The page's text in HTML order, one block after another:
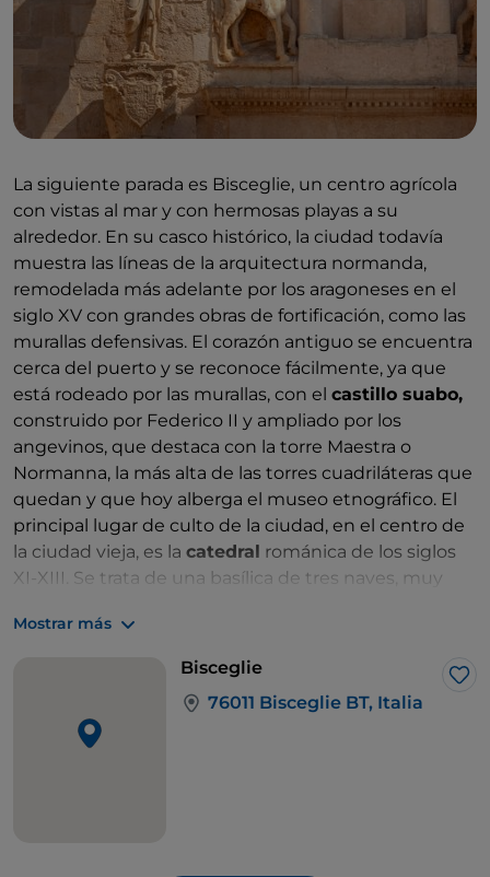
La siguiente parada es Bisceglie, un centro agrícola
con vistas al mar y con hermosas playas a su
alrededor. En su casco histórico, la ciudad todavía
muestra las líneas de la arquitectura normanda,
remodelada más adelante por los aragoneses en el
siglo XV con grandes obras de fortificación, como las
murallas defensivas. El corazón antiguo se encuentra
cerca del puerto y se reconoce fácilmente, ya que
está rodeado por las murallas, con el castillo suabo,
construido por Federico II y ampliado por los
angevinos, que destaca con la torre Maestra o
Normanna, la más alta de las torres cuadriláteras que
quedan y que hoy alberga el museo etnográfico. El
principal lugar de culto de la ciudad, en el centro de
la ciudad vieja, es la catedral románica de los siglos
XI-XIII. Se trata de una basílica de tres naves, muy
del siglo XVIII y objeto de importantes
restauraciones que han devuelto las características
románicas a su interior. Te llamará la atención su
fachada, con la bellísima portada central románica,
finamente decorada y precedida por un pequeño
Mostrar más
Bisceglie
Me
76011 Bisceglie BT, Italia